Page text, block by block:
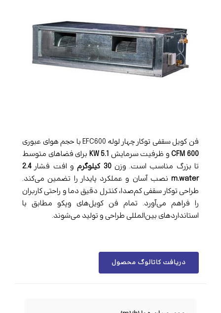
فن کویل سقفی توکار چهار لوله EFC600 با حجم هوای عبوری
600 CFM
و ظرفیت سرمایش 5.1 KW
برای فضاهای متوسط
تا بزرگ مناسب است. وزن30 کیلوگرم و افت فشار2.4
m.water نصب آسان و عملکرد پایدار را تضمین می‌کند.
طراحی توکار سقفی کم‌صدا، کنترل دقیق دما و راحتی کاربران
را فراهم می‌آورد. تمام فن کویل‌های وپکو مطابق با
استانداردهای بین‌المللی طراحی و تولید می‌شوند.
دریافت کاتالوگ محصول